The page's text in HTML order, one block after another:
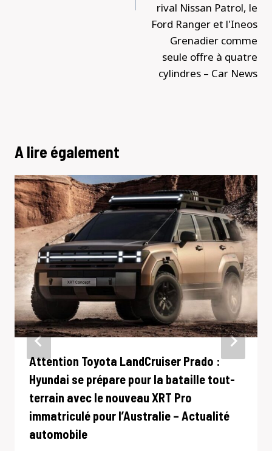
rival Nissan Patrol, le
Ford Ranger et l'Ineos
Grenadier comme
seule offre à quatre
cylindres – Car News
A lire également
Attention Toyota LandCruiser Prado :
Hyundai se prépare pour la bataille tout-
terrain avec le nouveau XRT Pro
immatriculé pour l’Australie – Actualité
automobile